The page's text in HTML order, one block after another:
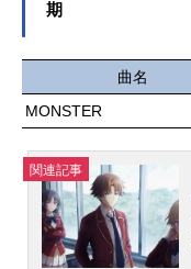
期
曲名
MONSTER
関連記事